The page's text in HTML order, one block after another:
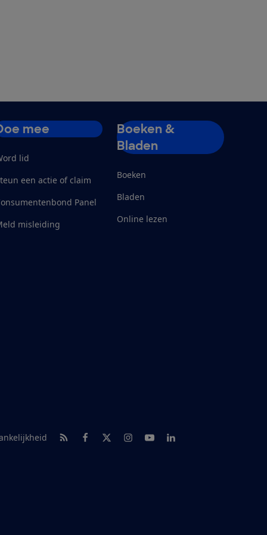
mee
lid
een actie of claim
Panel
misleiding
Boeken &
Bladen
Boeken
Bladen
Online lezen
RSS-feed nieuws
Facebook
TwitterInstagram
YoutubeLinkedIn